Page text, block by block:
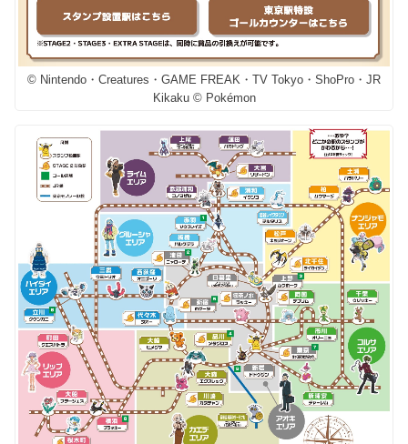
© Nintendo・Creatures・GAME FREAK・TV Tokyo・ShoPro・JR
Kikaku © Pokémon